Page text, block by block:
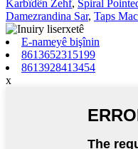
Karbîdên Zehf, Spiral
Damezrandina Sar, Taps
E-nameyê bişînin
8613652315199
8613928413454
x